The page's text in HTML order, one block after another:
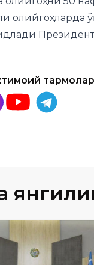
олийгоҳларда